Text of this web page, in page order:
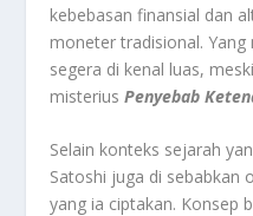
kebebasan finansial dan
moneter tradisional.
segera di kenal luas,
misterius Penyebab
Selain konteks sejarah
Satoshi juga di sebabkan
yang ia ciptakan. Konsep